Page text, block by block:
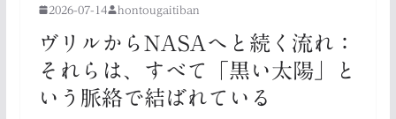
2026-07-14 hontougaitiban
ヴリルからNASAへと続く流れ：
それらは、すべて「黒い太陽」と
いう脈絡で結ばれている